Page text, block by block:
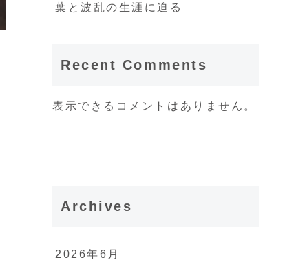
葉と波乱の生涯に迫る
Recent Comments
表示できるコメントはありません。
Archives
2026年6月